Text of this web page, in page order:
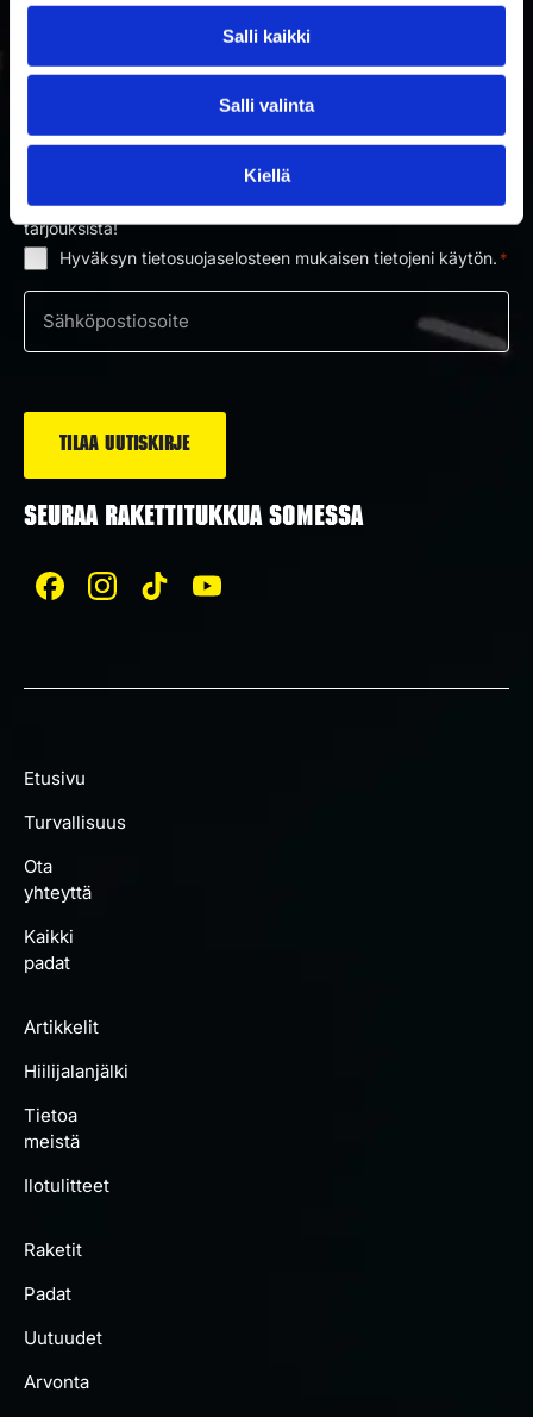
Salli kaikki
Salli valinta
Kiellä
TILAA RAKETTITUKUN UUTISKIRJE
tarjouksista!
Hyväksyn tietosuojaselosteen mukaisen tietojeni käytön. *
Sähköposti
SEURAA RAKETTITUKKUA SOMESSA
Etusivu
Turvallisuus
Ota
yhteyttä
Kaikki
padat
Artikkelit
Hiilijalanjälki
Tietoa
meistä
Ilotulitteet
Raketit
Padat
Uutuudet
Arvonta